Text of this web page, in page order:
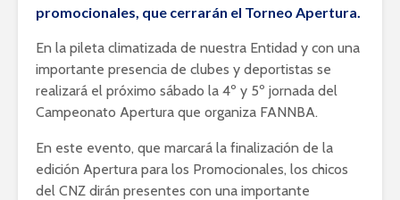
promocionales, que cerrarán el Torneo Apertura.
En la pileta climatizada de nuestra Entidad y con una
importante presencia de clubes y deportistas se
realizará el próximo sábado la 4º y 5º jornada del
Campeonato Apertura que organiza FANNBA.
En este evento, que marcará la finalización de la
edición Apertura para los Promocionales, los chicos
del CNZ dirán presentes con una importante